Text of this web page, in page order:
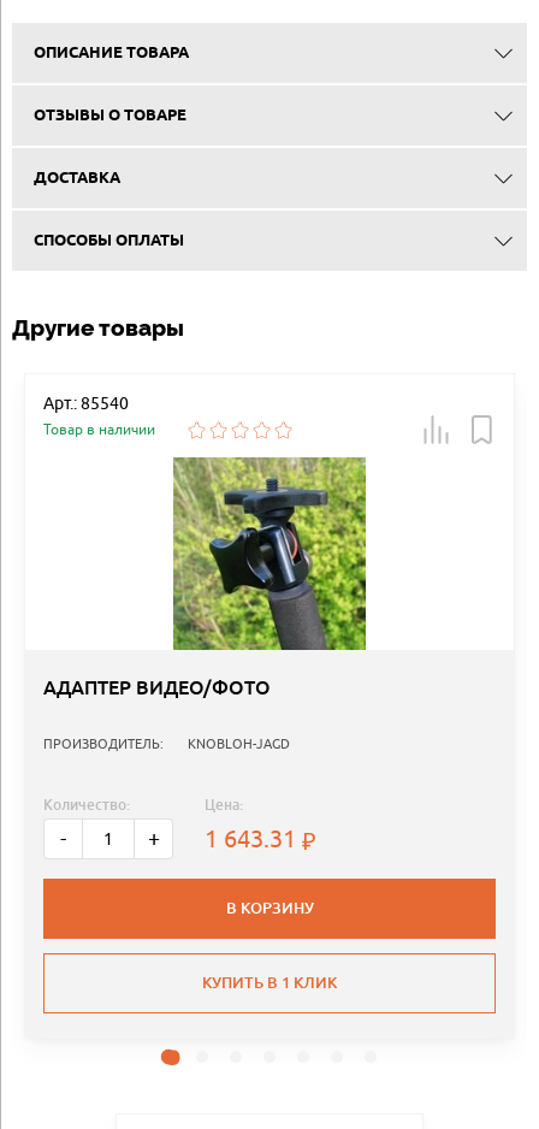
ОПИСАНИЕ ТОВАРА
ОТЗЫВЫ О ТОВАРЕ
ДОСТАВКА
СПОСОБЫ ОПЛАТЫ
Другие товары
Арт.: 85540
Товар в наличии
АДАПТЕР ВИДЕО/ФОТО
ПРОИЗВОДИТЕЛЬ: KNOBLOH-JAGD
Количество:
- +
Цена:
1 643.31
В КОРЗИНУ
КУПИТЬ В 1 КЛИК